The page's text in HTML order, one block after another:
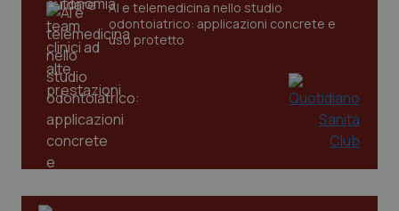
AI e telemedicina nello studio
odontoiatrico: applicazioni concrete e
uso protetto